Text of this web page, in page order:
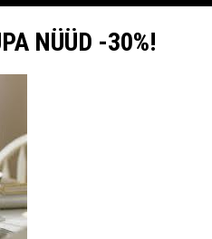
NÜÜD -30%!